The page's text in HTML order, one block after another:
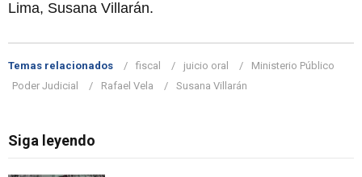
Lima, Susana Villarán.
Temas relacionados fiscal juicio oral
Ministerio Público
Poder Judicial
Rafael Vela Susana Villarán
Siga leyendo